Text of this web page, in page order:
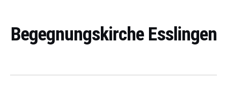
Begegnungskirche Esslingen